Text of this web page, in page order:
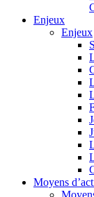
Enjeux
Enjeux
Moyens